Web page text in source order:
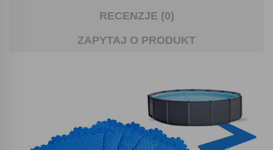
RECENZJE (0)
ZAPYTAJ O PRODUKT